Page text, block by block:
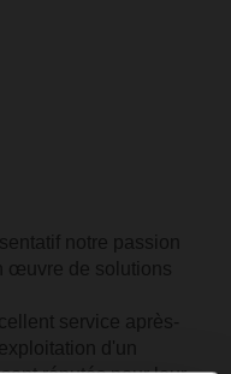
notre passion
œuvre de solutions
service après-
d'un